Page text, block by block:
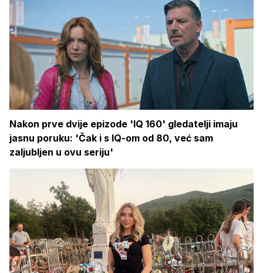
Nakon prve dvije epizode 'IQ 160' gledatelji imaju
jasnu poruku: 'Čak i s IQ-om od 80, već sam
zaljubljen u ovu seriju'